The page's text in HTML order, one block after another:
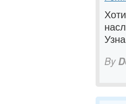
By